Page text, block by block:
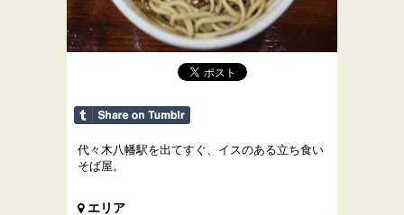
代々木八幡駅を出てすぐ、イスのある立ち食い
そば屋。
エリア